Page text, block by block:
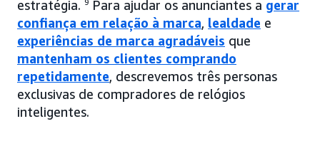
estratégia.
Para ajudar os anunciantes a gerar
confiança em relação à marca, lealdade e
experiências de marca agradáveis que
mantenham os clientes comprando
repetidamente, descrevemos três personas
exclusivas de compradores de relógios
inteligentes.